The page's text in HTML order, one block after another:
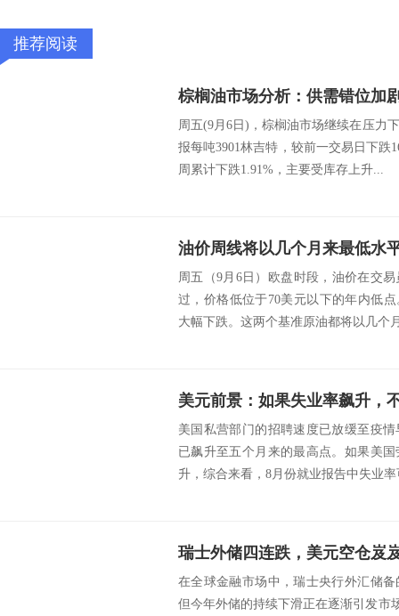
推荐阅读
棕榈油市场分析：供需错位加
周五(9月6日)，棕榈油市场继续在压力
报每吨3901林吉特，较前一交易日下跌
周累计下跌1.91%，主要受库存上升...
油价周线将以几个月来最低水
周五（9月6日）欧盘时段，油价在交
过，价格低位于70美元以下的年内低
大幅下跌。这两个基准原油都将以几个
美国私营部门的招聘速度已放缓至疫
已飙升至五个月来的最高点。如果美
升，综合来看，8月份就业报告中失业
在全球金融市场中，瑞士央行外汇储
但今年外储的持续下滑正在逐渐引发市